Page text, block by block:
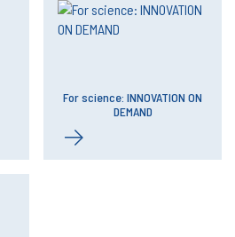
For science: INNOVATION ON
DEMAND